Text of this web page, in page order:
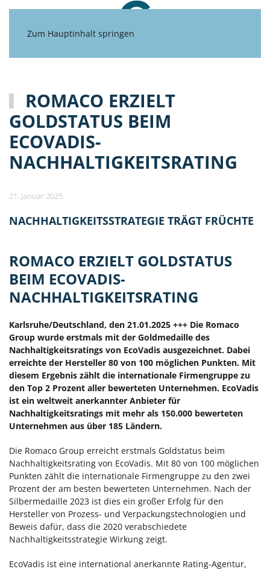
Zum Hauptinhalt springen
ROMACO ERZIELT
GOLDSTATUS BEIM
ECOVADIS-
NACHHALTIGKEITSRATING
21. Januar 2025
NACHHALTIGKEITSSTRATEGIE TRÄGT FRÜCHTE
ROMACO ERZIELT GOLDSTATUS
BEIM ECOVADIS-
NACHHALTIGKEITSRATING
Karlsruhe/Deutschland, den 21.01.2025 +++ Die Romaco
Group wurde erstmals mit der Goldmedaille des
Nachhaltigkeitsratings von EcoVadis ausgezeichnet. Dabei
erreichte der Hersteller 80 von 100 möglichen Punkten. Mit
diesem Ergebnis zählt die internationale Firmengruppe zu
den Top 2 Prozent aller bewerteten Unternehmen. EcoVadis
ist ein weltweit anerkannter Anbieter für
Nachhaltigkeitsratings mit mehr als 150.000 bewerteten
Unternehmen aus über 185 Ländern.
Die Romaco Group erreicht erstmals Goldstatus beim
Nachhaltigkeitsrating von EcoVadis. Mit 80 von 100 möglichen
Punkten zählt die internationale Firmengruppe zu den zwei
Prozent der am besten bewerteten Unternehmen. Nach der
Silbermedaille 2023 ist dies ein großer Erfolg für den
Hersteller von Prozess- und Verpackungstechnologien und
Beweis dafür, dass die 2020 verabschiedete
Nachhaltigkeitsstrategie Wirkung zeigt.
EcoVadis ist eine international anerkannte Rating-Agentur,